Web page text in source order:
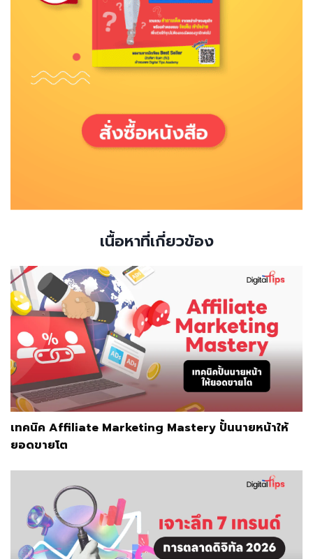
เนื้อหาที่เกี่ยวข้อง
เทคนิค Affiliate Marketing Mastery ปั้นนายหน้าให้
ยอดขายโต